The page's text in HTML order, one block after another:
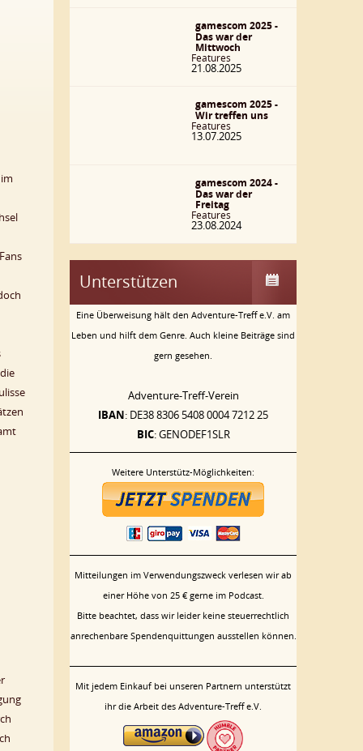
gamescom 2025 -
Das war der
Mittwoch
Features
21.08.2025
gamescom 2025 -
Wir treffen uns
Features
13.07.2025
gamescom 2024 -
Das war der
Freitag
Features
23.08.2024
Unterstützen
Eine Überweisung hält den Adventure-Treff e.V. am
Leben und hilft dem Genre. Auch kleine Beiträge sind
gern gesehen.
Adventure-Treff-Verein
IBAN: DE38 8306 5408 0004 7212 25
BIC: GENODEF1SLR
Weitere Unterstütz-Möglichkeiten:
Mitteilungen im Verwendungszweck verlesen wir ab
einer Höhe von 25 € gerne im Podcast.
Bitte beachtet, dass wir leider keine steuerrechtlich
anrechenbare Spendenquittungen ausstellen können.
Mit jedem Einkauf bei unseren Partnern unterstützt
ihr die Arbeit des Adventure-Treff e.V.